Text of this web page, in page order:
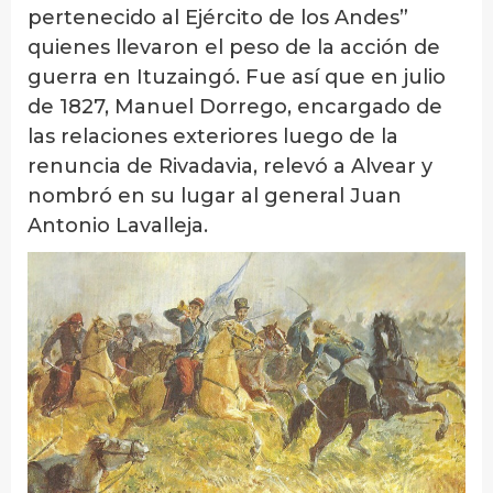
pertenecido al Ejército de los Andes”
quienes llevaron el peso de la acción de
guerra en Ituzaingó. Fue así que en julio
de 1827, Manuel Dorrego, encargado de
las relaciones exteriores luego de la
renuncia de Rivadavia, relevó a Alvear y
nombró en su lugar al general Juan
Antonio Lavalleja.